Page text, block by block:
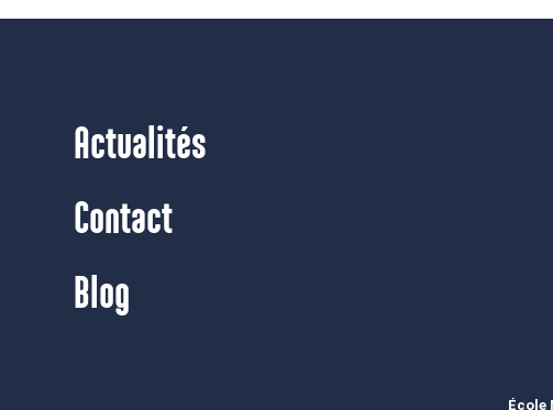
Actualités
Contact
Blog
École